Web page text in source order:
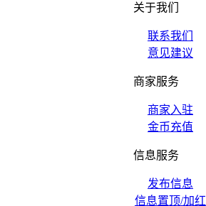
关于我们
联系我们
意见建议
商家服务
商家入驻
金币充值
信息服务
发布信息
信息置顶/加红